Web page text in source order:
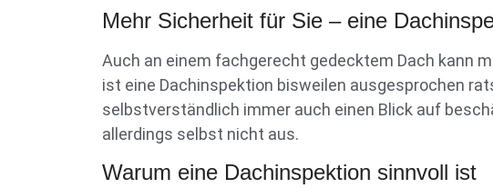
Mehr Sicherheit für Sie – eine
Auch an einem fachgerecht gedecktem Dach kann
ist eine Dachinspektion bisweilen ausgesprochen
selbstverständlich immer auch einen Blick auf
allerdings selbst nicht aus.
Warum eine Dachinspektion sinnvoll ist